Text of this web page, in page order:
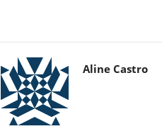
Aline Castro